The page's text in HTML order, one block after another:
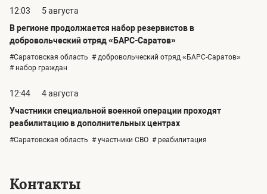
12:03
5 августа
В регионе продолжается набор резервистов в
добровольческий отряд «БАРС-Саратов»
#Саратовская область # добровольческий отряд «БАРС-Саратов»
# набор граждан
12:44
4 августа
Участники специальной военной операции проходят
реабилитацию в дополнительных центрах
#Саратовская область # участники СВО # реабилитация
Контакты